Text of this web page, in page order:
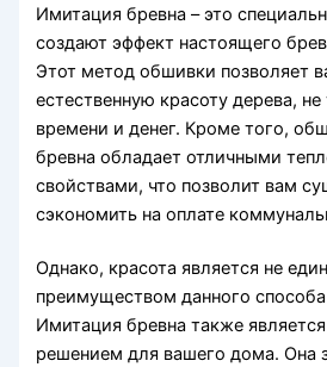
Имитация бревна – это
создают эффект настоящего
Этот метод обшивки позволяет
естественную красоту дерева,
времени и денег. Кроме того,
бревна обладает отличными
свойствами, что позволит вам
сэкономить на оплате
Однако, красота является не
преимуществом данного
Имитация бревна также
решением для вашего дома. Она